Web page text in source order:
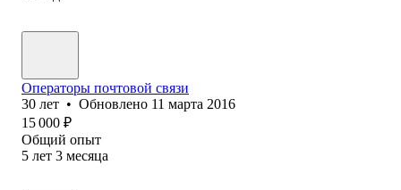
Операторы почтовой связи
30 лет • Обновлено 11 марта 2016
15 000 ₽
Общий опыт
5 лет 3 месяца